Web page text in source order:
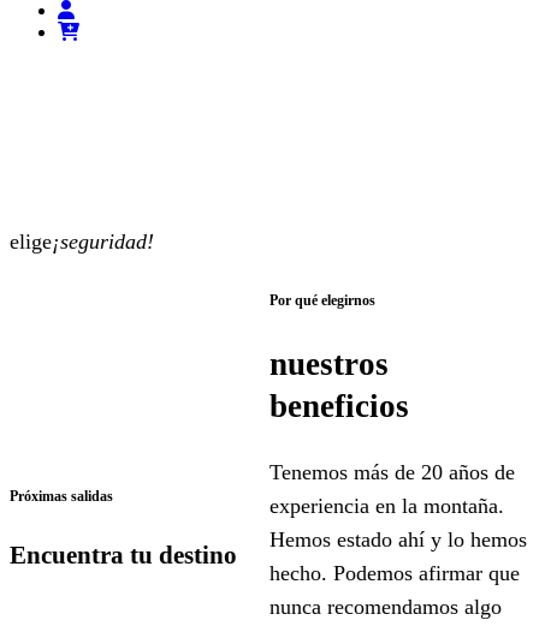
elige¡seguridad!
Por qué elegirnos
nuestros
beneficios
Tenemos más de 20 años de
experiencia en la montaña.
Hemos estado ahí y lo hemos
hecho. Podemos afirmar que
nunca recomendamos algo
Próximas salidas
Encuentra tu destino